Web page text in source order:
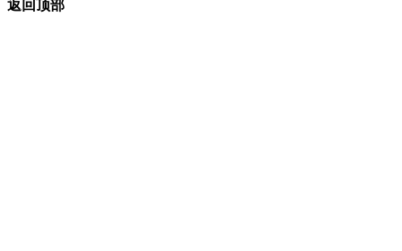
返回顶部